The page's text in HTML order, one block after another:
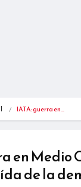
IATA: guerra en…
en Medio
de la